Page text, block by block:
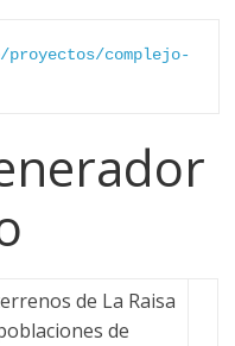
complejo-
de La Raisa
de